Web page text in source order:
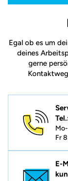
Egal ob es um
deines
gerne
Fr
E-